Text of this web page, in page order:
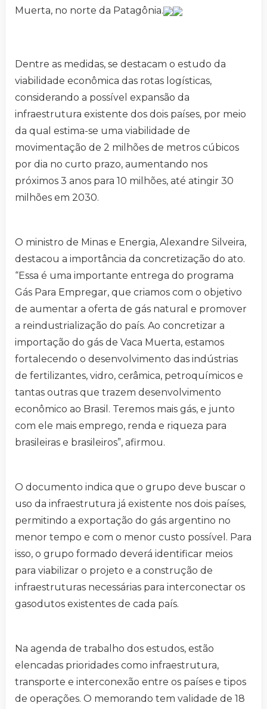
Muerta, no norte da Patagônia.
Dentre as medidas, se destacam o estudo da
viabilidade econômica das rotas logísticas,
considerando a possível expansão da
infraestrutura existente dos dois países, por meio
da qual estima-se uma viabilidade de
movimentação de 2 milhões de metros cúbicos
por dia no curto prazo, aumentando nos
próximos 3 anos para 10 milhões, até atingir 30
milhões em 2030.
O ministro de Minas e Energia, Alexandre Silveira,
destacou a importância da concretização do ato.
“Essa é uma importante entrega do programa
Gás Para Empregar, que criamos com o objetivo
de aumentar a oferta de gás natural e promover
a reindustrialização do país. Ao concretizar a
importação do gás de Vaca Muerta, estamos
fortalecendo o desenvolvimento das indústrias
de fertilizantes, vidro, cerâmica, petroquímicos e
tantas outras que trazem desenvolvimento
econômico ao Brasil. Teremos mais gás, e junto
com ele mais emprego, renda e riqueza para
brasileiras e brasileiros”, afirmou.
O documento indica que o grupo deve buscar o
uso da infraestrutura já existente nos dois países,
permitindo a exportação do gás argentino no
menor tempo e com o menor custo possível. Para
isso, o grupo formado deverá identificar meios
para viabilizar o projeto e a construção de
infraestruturas necessárias para interconectar os
gasodutos existentes de cada país.
Na agenda de trabalho dos estudos, estão
elencadas prioridades como infraestrutura,
transporte e interconexão entre os países e tipos
de operações. O memorando tem validade de 18